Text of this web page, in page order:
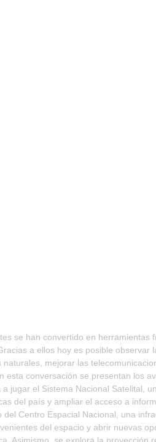
se han convertido en
a ellos hoy es posible
naturales, mejorar las
esta conversación se presentan los
a jugar el Sistema Nacional Satelital,
del país y ampliar el acceso a
del Centro Espacial Nacional, una
del espacio y abrir nuevas